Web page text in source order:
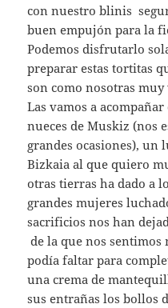
con nuestro blinis
buen empujón para la
Podemos disfrutarlo
preparar estas tortitas
son como nosotras muy
Las vamos a
nueces de Muskiz (nos
grandes ocasiones), un
Bizkaia al que quiero
otras tierras ha dado a
grandes mujeres
sacrificios nos han
de la que nos
podía faltar para
una crema de
sus entrañas los bollos